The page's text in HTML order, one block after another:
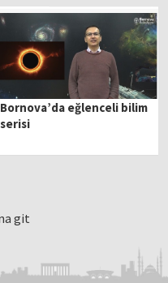
Bornova’da eğlenceli bilim
serisi
git